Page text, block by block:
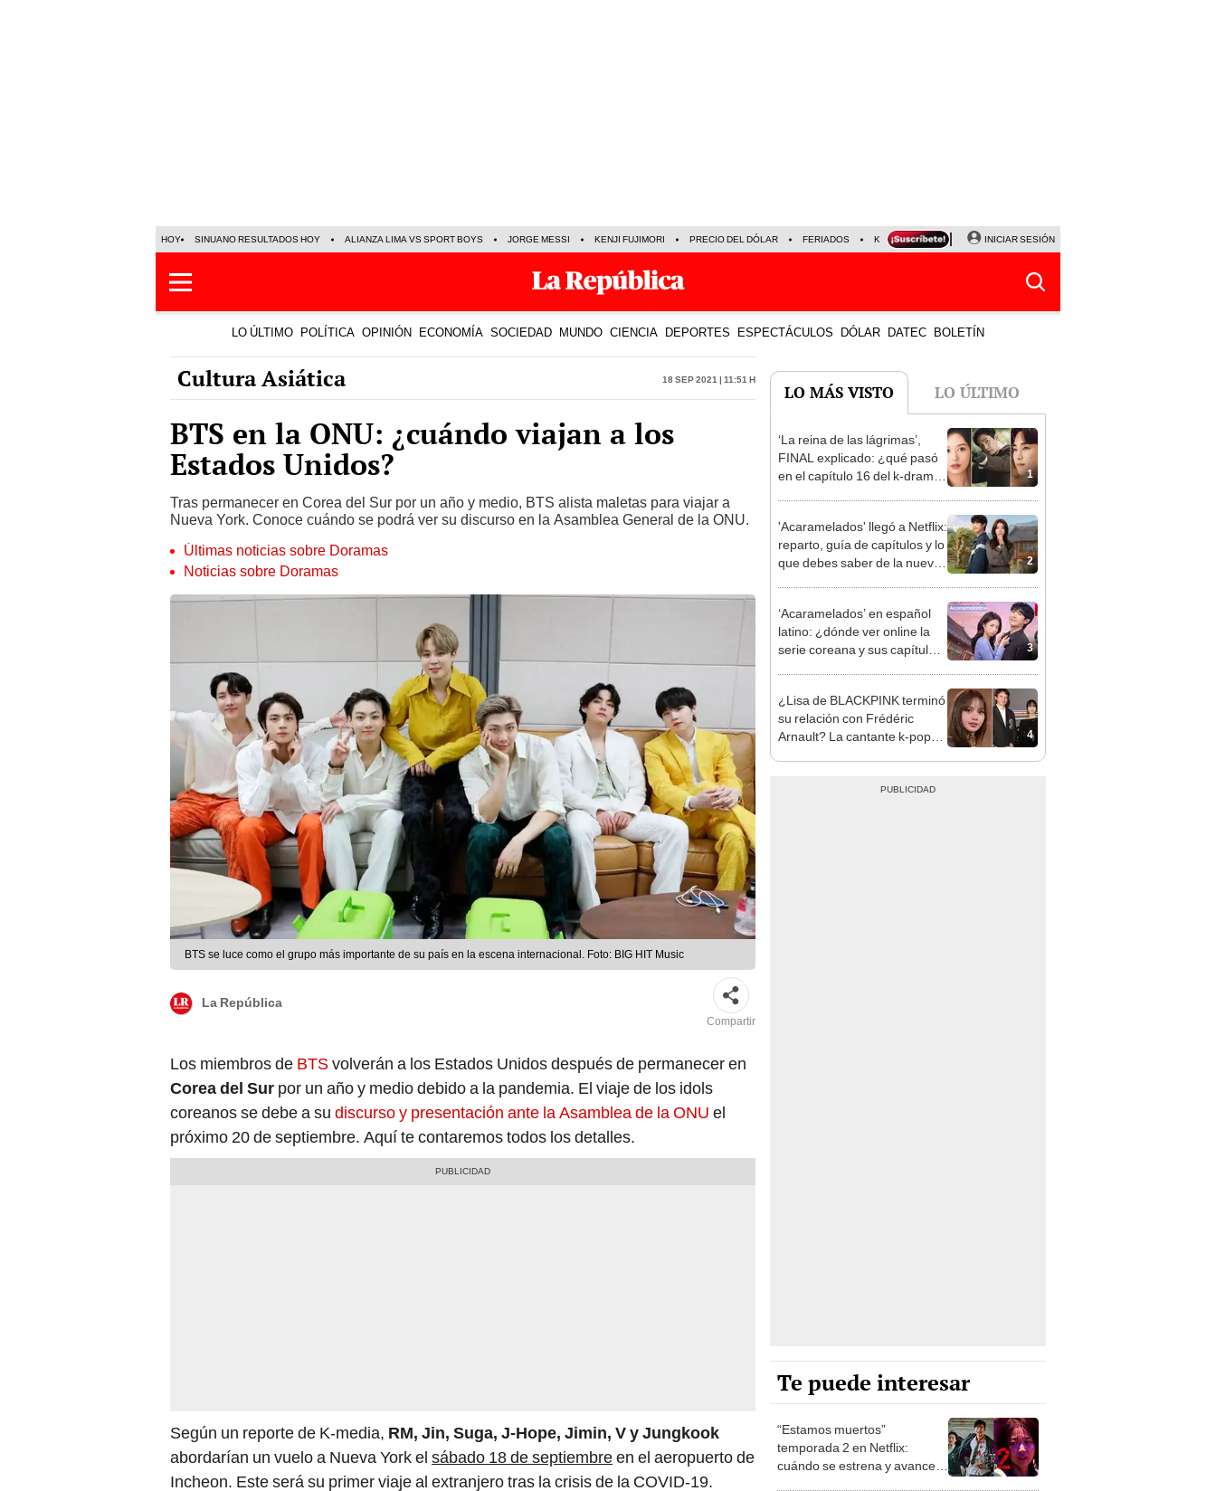
HOY SINUANO RESULTADOS HOY ALIANZA LIMA VS SPORT BOYS JORGE MESSI KENJI FUJIMORI PRECIO DEL DÓLAR FERIADOS KEIKO FUJIMORI NALDY SALDAÑA
INICIAR SESIÓN
LO ÚLTIMO POLÍTICA OPINIÓN ECONOMÍA SOCIEDAD MUNDO CIENCIA DEPORTES ESPECTÁCULOS DÓLAR DATEC BOLETÍN
Cultura Asiática 18 Sep 2021 | 11:51 h
BTS en la ONU: ¿cuándo viajan a los
Estados Unidos?
Tras permanecer en Corea del Sur por un año y medio, BTS alista maletas para viajar a
Nueva York. Conoce cuándo se podrá ver su discurso en la Asamblea General de la ONU.
Últimas noticias sobre Doramas
Noticias sobre Doramas
BTS se luce como el grupo más importante de su país en la escena internacional. Foto: BIG HIT Music
La República
Compartir
Los miembros de BTSvolverán a los Estados Unidos después de permanecer en
Corea del Sur por un año y medio debido a la pandemia. El viaje de los idols
coreanos se debe a su discurso y presentación ante la Asamblea de la ONU el
próximo 20 de septiembre. Aquí te contaremos todos los detalles.
Según un reporte de K-media, RM, Jin, Suga, J-Hope, Jimin, V y Jungkook
abordarían un vuelo a Nueva York el sábado 18 de septiembreen el aeropuerto de
Incheon. Este será su primer viaje al extranjero tras la crisis de la COVID-19.
LO MÁS VISTO LO ÚLTIMO
1
‘La reina de las lágrimas’,
FINAL explicado: ¿qué pasó
en el capítulo 16 del k-drama
2
'Acaramelados' llegó a Netflix:
reparto, guía de capítulos y lo
que debes saber de la nueva
3
‘Acaramelados’ en español
latino: ¿dónde ver online la
serie coreana y sus capítulos
4
¿Lisa de BLACKPINK terminó
su relación con Frédéric
Arnault? La cantante k-pop
Te puede interesar
“Estamos muertos”
temporada 2 en Netflix:
cuándo se estrena y avances